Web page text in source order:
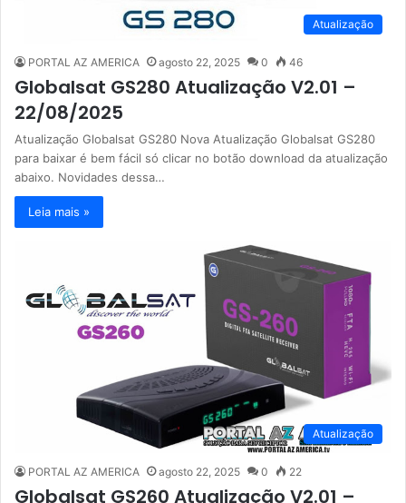
Atualização
PORTAL AZ AMERICA agosto 22, 2025 0 46
Globalsat GS280 Atualização V2.01 –
22/08/2025
Atualização Globalsat GS280 Nova Atualização Globalsat GS280
para baixar é bem fácil só clicar no botão download da atualização
abaixo. Novidades dessa…
Leia mais »
Atualização
PORTAL AZ AMERICA agosto 22, 2025 0 22
Globalsat GS260 Atualização V2.01 –